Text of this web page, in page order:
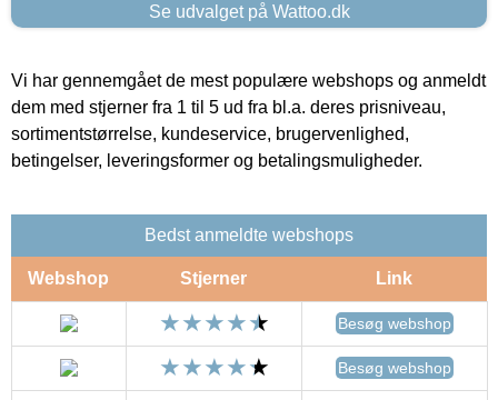
Se udvalget på Wattoo.dk
Vi har gennemgået de mest populære webshops og anmeldt
dem med stjerner fra 1 til 5 ud fra bl.a. deres prisniveau,
sortimentstørrelse, kundeservice, brugervenlighed,
betingelser, leveringsformer og betalingsmuligheder.
Bedst anmeldte webshops
Webshop Stjerner Link
Besøg webshop
Besøg webshop